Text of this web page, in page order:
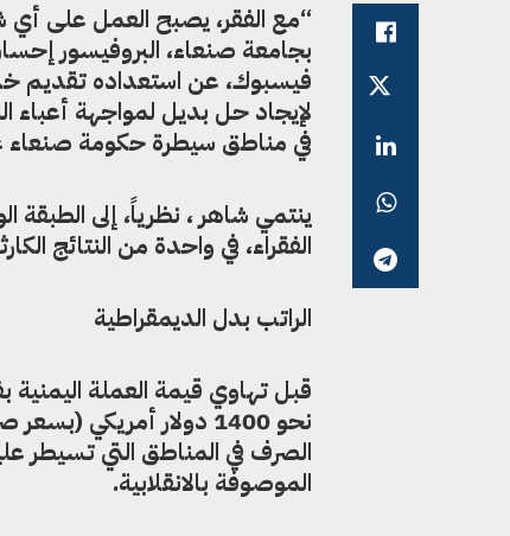
“مع الفقر، يصبح العمل على أي
بجامعة صنعاء، البروفيسور
فيسبوك، عن استعداده تقديم
لإيجاد حل بديل لمواجهة أعباء
في مناطق سيطرة حكومة صنعاء
ينتمي شاهر ، نظرياً، إلى
الفقراء، في واحدة من النتائج
الراتب بدل الديمقراطية
الموصوفة بالانقلابية.